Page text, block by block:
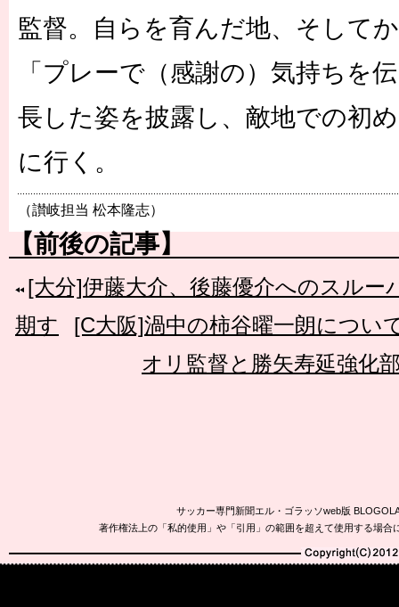
監督。自らを育んだ地、そして
「プレーで（感謝の）気持ちを
長した姿を披露し、敵地での初
に行く。
（讃岐担当 松本隆志）
【前後の記事】
[大分]伊藤大介、後藤優介へのスルー
期す
[C大阪]渦中の柿谷曜一朗につい
オリ監督と勝矢寿延強化
サッカー専門新聞エル・ゴラッソweb版
著作権法上の「私的使用」や「引用」の範囲を超えて使用する場
Copyright(C)2010-